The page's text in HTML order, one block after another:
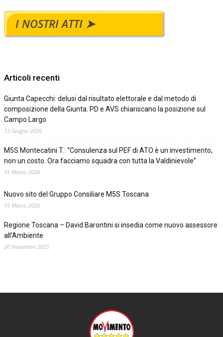
I NOSTRI ATTI ➤
Articoli recenti
Giunta Capecchi: delusi dal risultato elettorale e dal metodo di
composizione della Giunta. PD e AVS chiariscano la posizione sul
Campo Largo
12 Giugno 2026
M5S Montecatini T.: “Consulenza sul PEF di ATO è un investimento,
non un costo. Ora facciamo squadra con tutta la Valdinievole”
31 Marzo 2026
Nuovo sito del Gruppo Consiliare M5S Toscana
15 Marzo 2026
Regione Toscana – David Barontini si insedia come nuovo assessore
all’Ambiente
20 Novembre 2025